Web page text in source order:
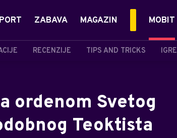
ZABAVA MAGAZIN MOBIT
RECENZIJE TIPS AND TRICKS IGRE
ordenom Svetog
Teoktista